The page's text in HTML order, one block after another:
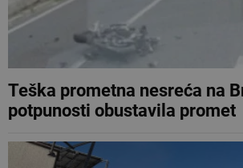
Teška prometna nesreća na
potpunosti obustavila promet